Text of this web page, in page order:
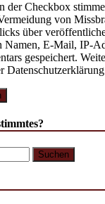
der Checkbox
von
über
Namen, E-Mail, IP-
gespeichert.